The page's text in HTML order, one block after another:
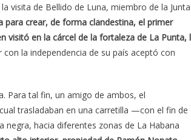
visita de Bellido de Luna, miembro de la Junta
crear, de forma clandestina, el primer
visitó en la cárcel de la fortaleza de La Punta,
con la independencia de su país aceptó con
Para tal fin, un amigo de ambos, el
trasladaban en una carretilla —con el fin de
hacia diferentes zonas de La Habana